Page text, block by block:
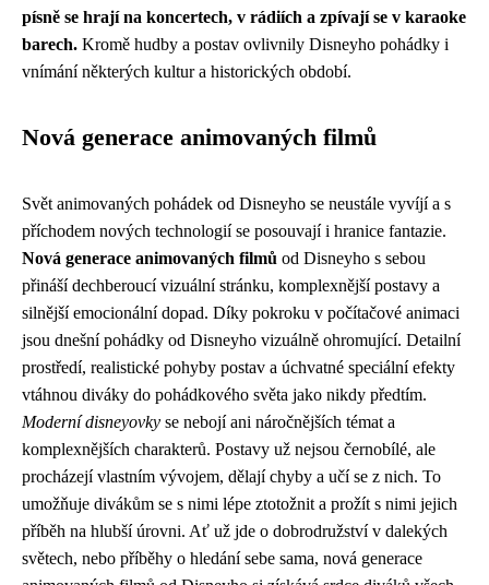
písně se hrají na koncertech, v rádiích a zpívají se v karaoke
barech. Kromě hudby a postav ovlivnily Disneyho pohádky i
vnímání některých kultur a historických období.
Nová generace animovaných filmů
Svět animovaných pohádek od Disneyho se neustále vyvíjí a s
příchodem nových technologií se posouvají i hranice fantazie.
Nová generace animovaných filmů od Disneyho s sebou
přináší dechberoucí vizuální stránku, komplexnější postavy a
silnější emocionální dopad. Díky pokroku v počítačové animaci
jsou dnešní pohádky od Disneyho vizuálně ohromující. Detailní
prostředí, realistické pohyby postav a úchvatné speciální efekty
vtáhnou diváky do pohádkového světa jako nikdy předtím.
Moderní disneyovky se nebojí ani náročnějších témat a
komplexnějších charakterů. Postavy už nejsou černobílé, ale
procházejí vlastním vývojem, dělají chyby a učí se z nich. To
umožňuje divákům se s nimi lépe ztotožnit a prožít s nimi jejich
příběh na hlubší úrovni. Ať už jde o dobrodružství v dalekých
světech, nebo příběhy o hledání sebe sama, nová generace